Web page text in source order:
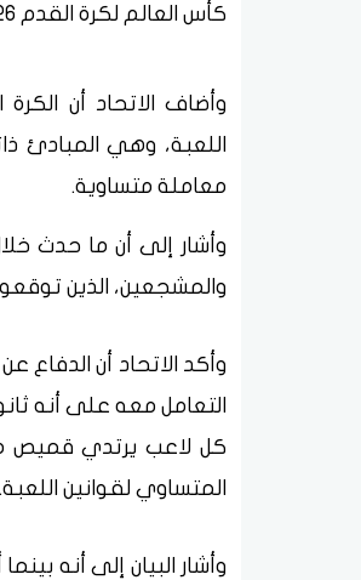
كأس العالم لكرة القدم 2026.
وأضاف الاتحاد أن
اللعبة، وهي المبادئ
معاملة متساوية.
وأشار إلى أن ما حدث
والمشجعين، الذين
وأكد الاتحاد أن
التعامل معه على أنه
كل لاعب يرتدي قميص
المتساوي لقوانين اللعبة.
وأشار البيان إلى أنه